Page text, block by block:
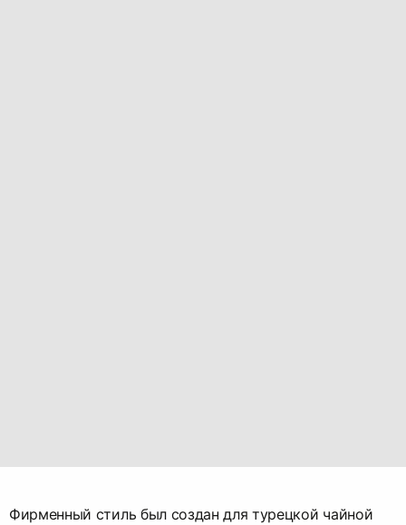
Фирменный стиль был создан для турецкой чайной